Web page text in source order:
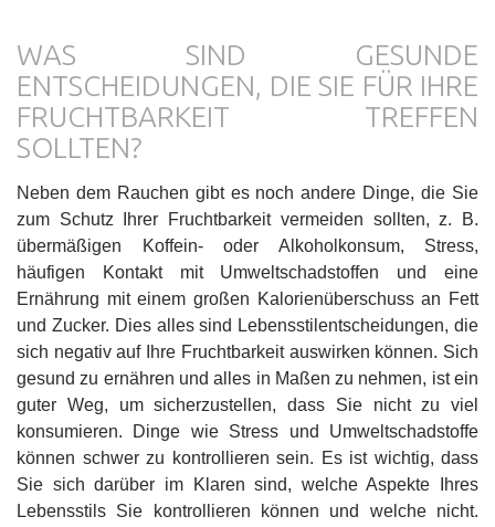
WAS SIND GESUNDE
ENTSCHEIDUNGEN, DIE SIE FÜR IHRE
FRUCHTBARKEIT TREFFEN
SOLLTEN?
Neben dem Rauchen gibt es noch andere Dinge, die Sie
zum Schutz Ihrer Fruchtbarkeit vermeiden sollten, z. B.
übermäßigen Koffein- oder Alkoholkonsum, Stress,
häufigen Kontakt mit Umweltschadstoffen und eine
Ernährung mit einem großen Kalorienüberschuss an Fett
und Zucker. Dies alles sind Lebensstilentscheidungen, die
sich negativ auf Ihre Fruchtbarkeit auswirken können. Sich
gesund zu ernähren und alles in Maßen zu nehmen, ist ein
guter Weg, um sicherzustellen, dass Sie nicht zu viel
konsumieren. Dinge wie Stress und Umweltschadstoffe
können schwer zu kontrollieren sein. Es ist wichtig, dass
Sie sich darüber im Klaren sind, welche Aspekte Ihres
Lebensstils Sie kontrollieren können und welche nicht.